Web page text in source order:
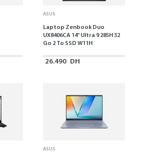
ASUS
Laptop Zenbook Duo
UX8406CA 14'' Ultra 9 285H 32
Go 2 To SSD W11H
26.490 DH
ASUS